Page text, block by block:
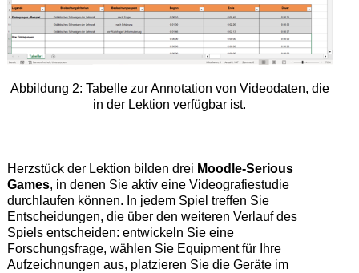
Abbildung 2: Tabelle zur Annotation von Videodaten, die
in der Lektion verfügbar ist.
Herzstück der Lektion bilden drei Moodle-Serious
Games, in denen Sie aktiv eine Videografiestudie
durchlaufen können. In jedem Spiel treffen Sie
Entscheidungen, die über den weiteren Verlauf des
Spiels entscheiden: entwickeln Sie eine
Forschungsfrage, wählen Sie Equipment für Ihre
Aufzeichnungen aus, platzieren Sie die Geräte im